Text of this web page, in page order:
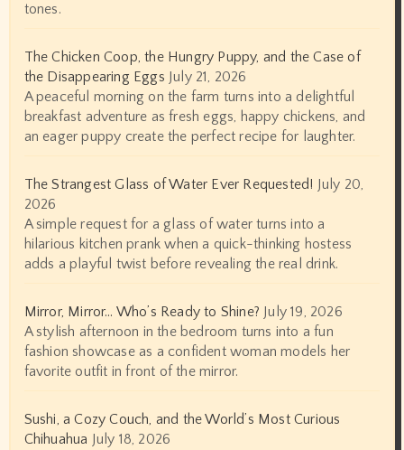
tones.
The Chicken Coop, the Hungry Puppy, and the Case of
the Disappearing Eggs July 21, 2026
A peaceful morning on the farm turns into a delightful
breakfast adventure as fresh eggs, happy chickens, and
an eager puppy create the perfect recipe for laughter.
The Strangest Glass of Water Ever Requested! July 20,
2026
A simple request for a glass of water turns into a
hilarious kitchen prank when a quick-thinking hostess
adds a playful twist before revealing the real drink.
Mirror, Mirror… Who’s Ready to Shine? July 19, 2026
A stylish afternoon in the bedroom turns into a fun
fashion showcase as a confident woman models her
favorite outfit in front of the mirror.
Sushi, a Cozy Couch, and the World’s Most Curious
Chihuahua July 18, 2026